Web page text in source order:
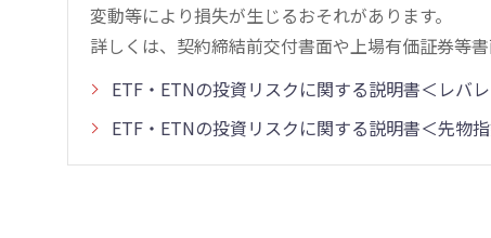
変動等により損失が生じるおそれがあります。
詳しくは、契約締結前交付書面や上場有価証券等
ETF・ETNの投資リスクに関する説明書＜レバ
ETF・ETNの投資リスクに関する説明書＜先物